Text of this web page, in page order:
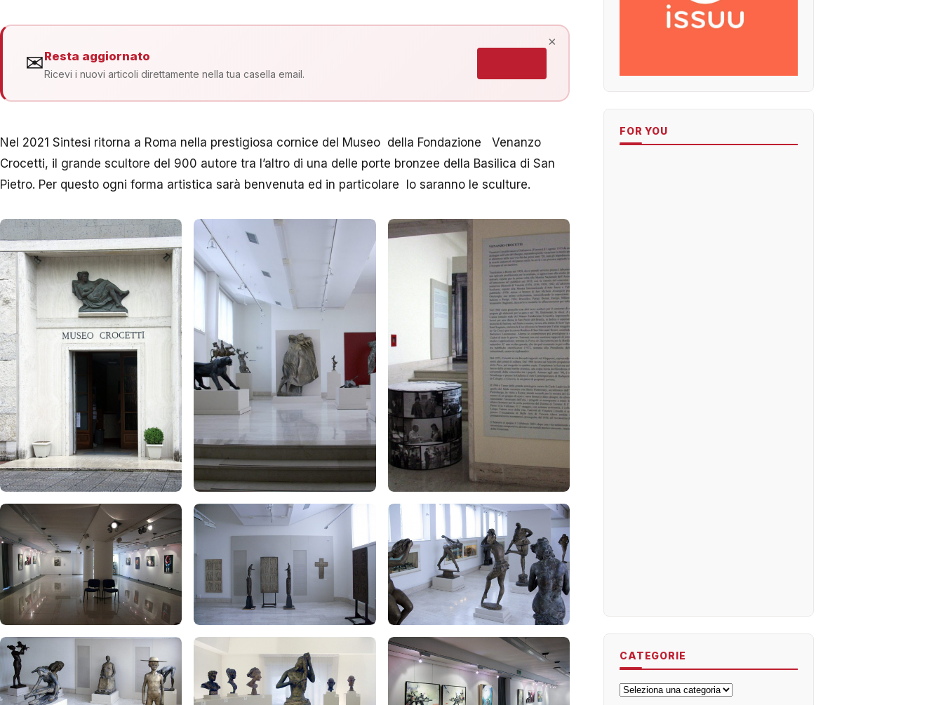
✉Resta aggiornato
Ricevi i nuovi articoli direttamente nella tua casella email.
×
Nel 2021 Sintesi ritorna a Roma nella prestigiosa cornice del Museo della Fondazione Venanzo
Crocetti, il grande scultore del 900 autore tra l’altro di una delle porte bronzee della Basilica di San
Pietro. Per questo ogni forma artistica sarà benvenuta ed in particolare lo saranno le sculture.
FOR YOU
CATEGORIE
Categorie